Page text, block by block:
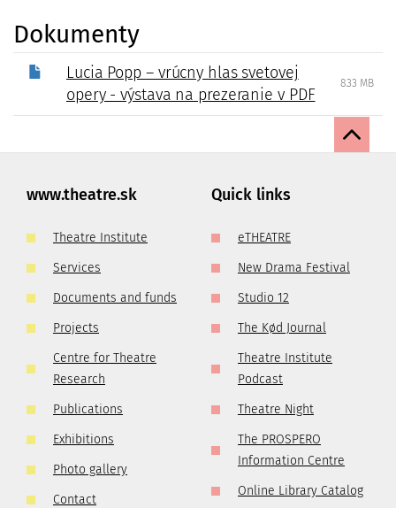
Dokumenty
Lucia Popp – vrúcny hlas svetovej
opery - výstava na prezeranie v PDF
8.33 MB
www.theatre.sk
Theatre Institute
Services
Documents and funds
Projects
Centre for Theatre
Research
Publications
Exhibitions
Photo gallery
Contact
Quick links
eTHEATRE
New Drama Festival
Studio 12
The Kød Journal
Theatre Institute
Podcast
Theatre Night
The PROSPERO
Information Centre
Online Library Catalog